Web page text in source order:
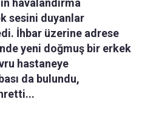
havalandırma
sesini duyanlar
İhbar üzerine adrese
yeni doğmuş bir erkek
hastaneye
da bulundu,